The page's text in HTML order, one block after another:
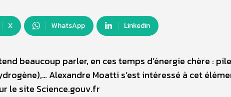
X WhatsApp Linkedin
beaucoup parler, en ces temps d’énergie chère :
Alexandre Moatti s’est intéressé à cet
le site Science.gouv.fr